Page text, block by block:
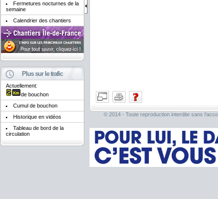
Fermetures nocturnes de la
semaine
Calendrier des chantiers
Plus sur le trafic
Actuellement:
de bouchon
Cumul de bouchon
Historique en vidéos
Tableau de bord de la
circulation
© 2014 - Toute reproduction interdite sans